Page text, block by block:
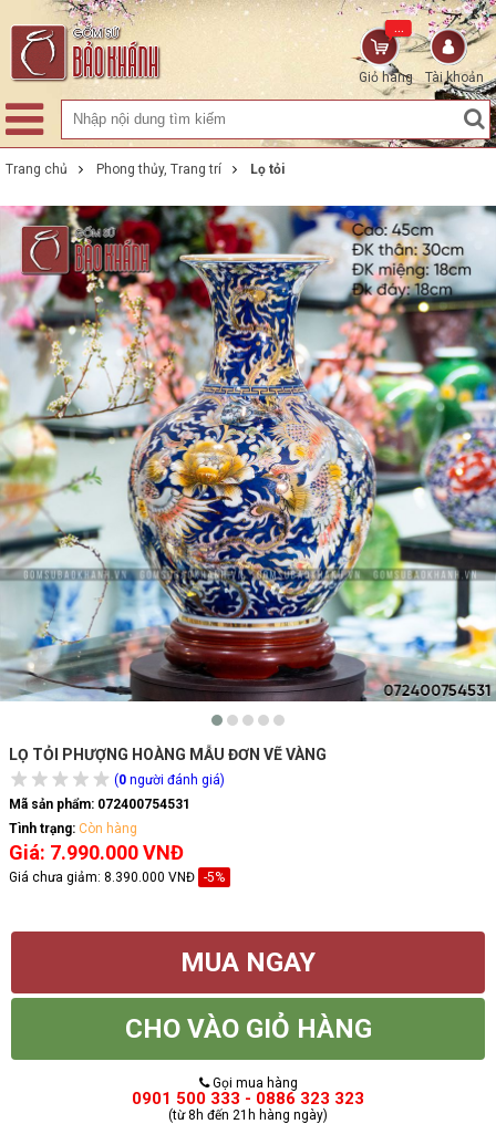
Tài khoản
Giỏ hàng
...
Trang chủ Phong thủy, Trang trí Lọ tỏi
LỌ TỎI PHƯỢNG HOÀNG MẪU ĐƠN VẼ VÀNG
(0 người đánh giá)
Mã sản phẩm: 072400754531
Tình trạng: Còn hàng
Giá: 7.990.000 VNĐ
Giá chưa giảm: 8.390.000 VNĐ -5%
MUA NGAY
CHO VÀO GIỎ HÀNG
Gọi mua hàng
0901 500 333 - 0886 323 323
(từ 8h đến 21h hàng ngày)